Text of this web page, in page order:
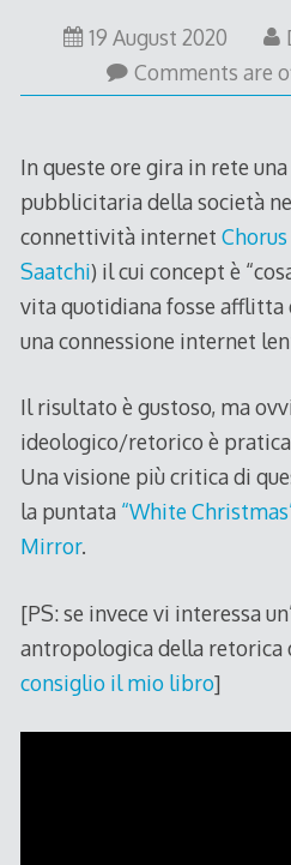
19 August 2020
August
Comments are
In queste ore gira in rete
pubblicitaria della società
connettività internet Chorus
Saatchi) il cui concept è
vita quotidiana fosse
una connessione internet
Il risultato è gustoso, ma
ideologico/retorico è
Una visione più critica di
la puntata “White
Mirror.
[PS: se invece vi interessa
antropologica della retorica
consiglio il mio libro]